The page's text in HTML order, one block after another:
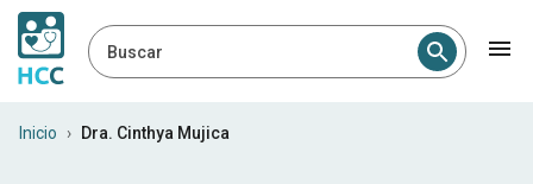
Buscar
Inicio › Dra. Cinthya Mujica